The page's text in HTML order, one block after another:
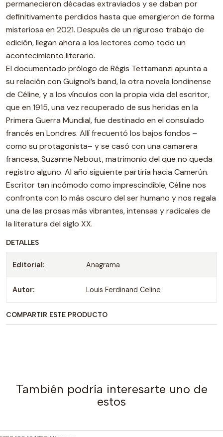
permanecieron décadas extraviados y se daban por
definitivamente perdidos hasta que emergieron de forma
misteriosa en 2021. Después de un riguroso trabajo de
edición, llegan ahora a los lectores como todo un
acontecimiento literario.
El documentado prólogo de Régis Tettamanzi apunta a
su relación con Guignol’s band, la otra novela londinense
de Céline, y a los vínculos con la propia vida del escritor,
que en 1915, una vez recuperado de sus heridas en la
Primera Guerra Mundial, fue destinado en el consulado
francés en Londres. Allí frecuentó los bajos fondos –
como su protagonista– y se casó con una camarera
francesa, Suzanne Nebout, matrimonio del que no queda
registro alguno. Al año siguiente partiría hacia Camerún.
Escritor tan incómodo como imprescindible, Céline nos
confronta con lo más oscuro del ser humano y nos regala
una de las prosas más vibrantes, intensas y radicales de
la literatura del siglo XX.
DETALLES
Editorial: Anagrama
Autor: Louis Ferdinand Celine
COMPARTIR ESTE PRODUCTO
También podría interesarte uno de
estos